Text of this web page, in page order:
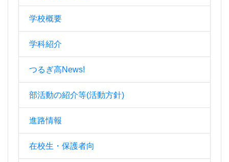
学校概要
学科紹介
つるぎ高News!
部活動の紹介等(活動方針)
進路情報
在校生・保護者向